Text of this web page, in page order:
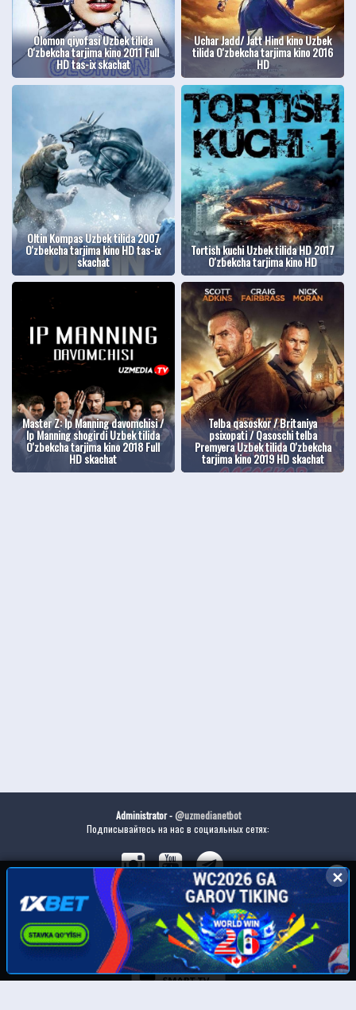
Olomon qiyofasi Uzbek tilida
O'zbekcha tarjima kino 2011 Full
HD tas-ix skachat
Uchar Jadd/ Jatt Hind kino Uzbek
tilida O'zbekcha tarjima kino 2016
HD
Oltin Kompas Uzbek tilida 2007
O'zbekcha tarjima kino HD tas-ix
skachat
Tortish kuchi Uzbek tilida HD 2017
O'zbekcha tarjima kino HD
Master Z: Ip Manning davomchisi /
Ip Manning shogirdi Uzbek tilida
O'zbekcha tarjima kino 2018 Full
HD skachat
Telba qasoskor / Britaniya
psixopati / Qasoschi telba
Premyera Uzbek tilida O'zbekcha
tarjima kino 2019 HD skachat
Administrator -@uzmedianetbot
Подписывайтесь на нас в социальных сетях:
Скачайте наше приложение:
✕
✕